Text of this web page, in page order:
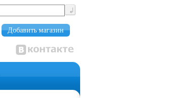
Добавить магазин